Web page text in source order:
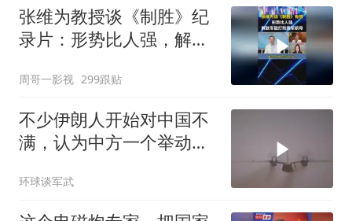
张维为教授谈《制胜》纪
录片：形势比人强，解放
周哥一影视 299跟贴
不少伊朗人开始对中国不
满，认为中方一个举动，
环球谈军武